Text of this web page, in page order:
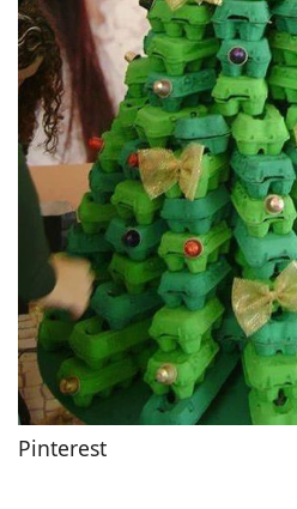
Pinterest